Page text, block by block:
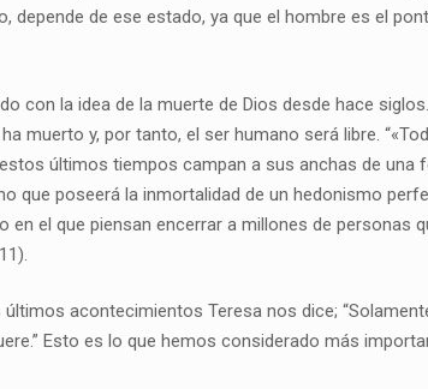
depende de ese estado, ya que el hombre es el
con la idea de la muerte de Dios desde hace
muerto y, por tanto, el ser humano será libre.
últimos tiempos campan a sus anchas de
que poseerá la inmortalidad de un hedonismo
en el que piensan encerrar a millones de
acontecimientos Teresa nos dice;
Esto es lo que hemos considerado más